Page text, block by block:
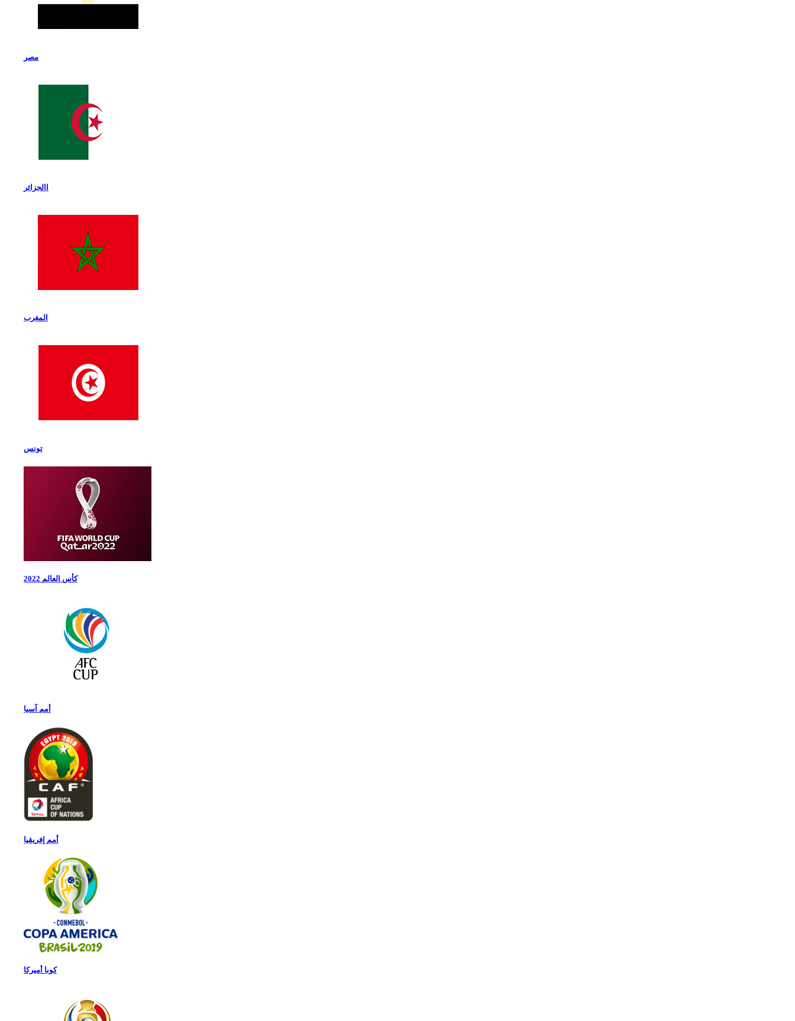
مصر
االجزائر
المغرب
تونس
كأس العالم 2022
أمم آسيا
أمم إفريقيا
كوبا أميركا